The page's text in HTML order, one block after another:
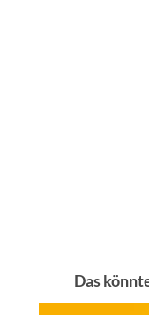
Das